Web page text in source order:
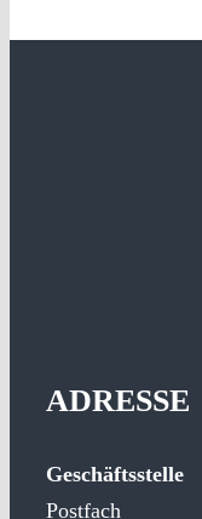
ADRESSE
Geschäftsstelle
Postfach